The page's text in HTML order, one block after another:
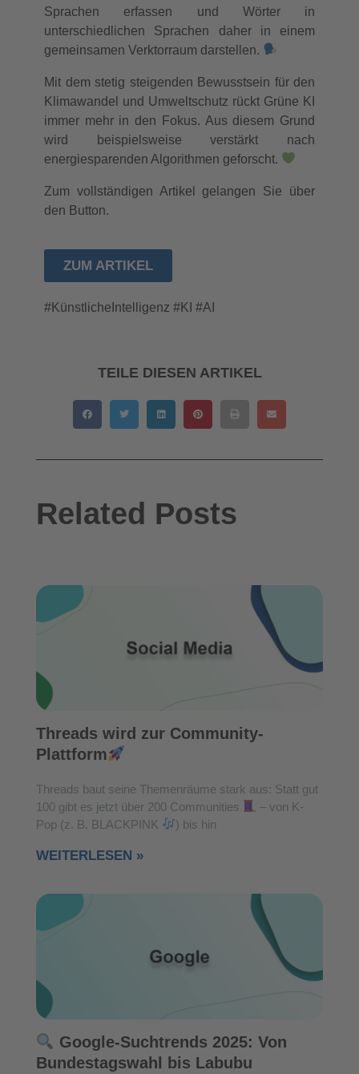
Sprachen erfassen und Wörter in
unterschiedlichen Sprachen daher in einem
gemeinsamen Verktorraum darstellen.
Mit dem stetig steigenden Bewusstsein für den
Klimawandel und Umweltschutz rückt Grüne KI
immer mehr in den Fokus. Aus diesem Grund
wird beispielsweise verstärkt nach
energiesparenden Algorithmen geforscht.
Zum vollständigen Artikel gelangen Sie über
den Button.
ZUM ARTIKEL
#KünstlicheIntelligenz #KI #AI
TEILE DIESEN ARTIKEL
Related Posts
Threads wird zur Community-
Plattform
Threads baut seine Themenräume stark aus: Statt gut
100 gibt es jetzt über 200 Communities
– von K-
Pop (z. B. BLACKPINK
) bis hin
WEITERLESEN »
Google-Suchtrends 2025: Von
Bundestagswahl bis Labubu